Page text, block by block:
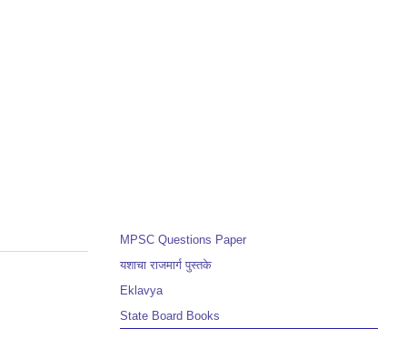
MPSC Questions Paper
यशाचा राजमार्ग पुस्तके
Eklavya
State Board Books